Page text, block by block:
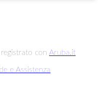
con Aruba.it
e Assistenza